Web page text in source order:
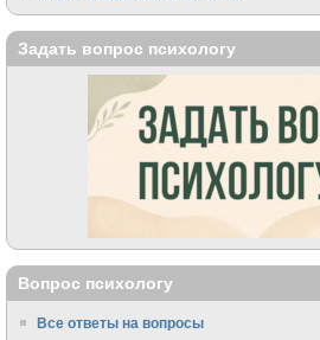
Задать вопрос психологу
Вопрос психологу
Все ответы на вопросы